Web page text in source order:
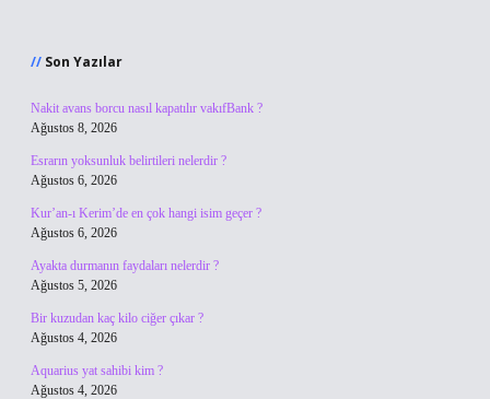
Son Yazılar
Nakit avans borcu nasıl kapatılır vakıfBank ?
Ağustos 8, 2026
Esrarın yoksunluk belirtileri nelerdir ?
Ağustos 6, 2026
Kur’an-ı Kerim’de en çok hangi isim geçer ?
Ağustos 6, 2026
Ayakta durmanın faydaları nelerdir ?
Ağustos 5, 2026
Bir kuzudan kaç kilo ciğer çıkar ?
Ağustos 4, 2026
Aquarius yat sahibi kim ?
Ağustos 4, 2026